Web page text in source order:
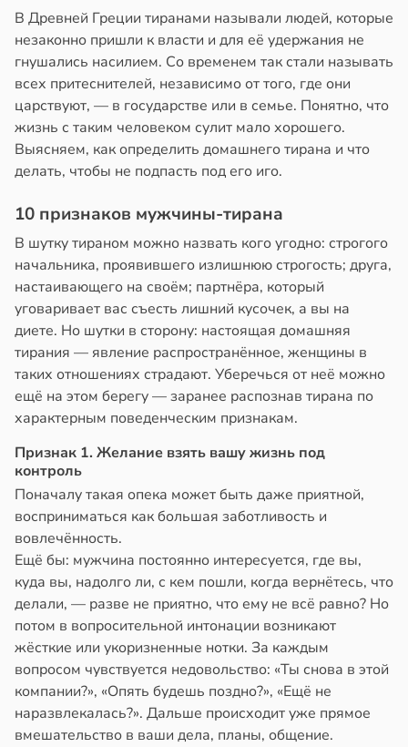
в20:58
в19:27
в17:21
В Древней Греции тиранами называли людей, которые
незаконно пришли к власти и для её удержания не
гнушались насилием. Со временем так стали называть
всех притеснителей, независимо от того, где они
царствуют, — в государстве или в семье. Понятно, что
жизнь с таким человеком сулит мало хорошего.
Выясняем, как определить домашнего тирана и что
делать, чтобы не подпасть под его иго.
10 признаков мужчины-тирана
В шутку тираном можно назвать кого угодно: строгого
начальника, проявившего излишнюю строгость; друга,
настаивающего на своём; партнёра, который
уговаривает вас съесть лишний кусочек, а вы на
диете. Но шутки в сторону: настоящая домашняя
тирания — явление распространённое, женщины в
таких отношениях страдают. Уберечься от неё можно
ещё на этом берегу — заранее распознав тирана по
характерным поведенческим признакам.
Признак 1. Желание взять вашу жизнь под
контроль
Поначалу такая опека может быть даже приятной,
восприниматься как большая заботливость и
вовлечённость.
Ещё бы: мужчина постоянно интересуется, где вы,
куда вы, надолго ли, с кем пошли, когда вернётесь, что
делали, — разве не приятно, что ему не всё равно? Но
потом в вопросительной интонации возникают
жёсткие или укоризненные нотки. За каждым
вопросом чувствуется недовольство: «Ты снова в этой
компании?», «Опять будешь поздно?», «Ещё не
наразвлекалась?». Дальше происходит уже прямое
вмешательство в ваши дела, планы, общение.